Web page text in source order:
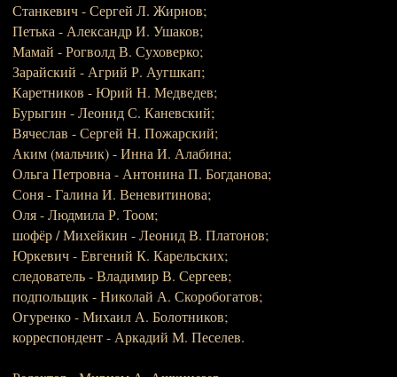
Станкевич - Сергей Л. Жирнов;
Петька - Александр И. Ушаков;
Мамай - Рогволд В. Суховерко;
Зарайский - Агрий Р. Аугшкап;
Каретников - Юрий Н. Медведев;
Бурыгин - Леонид С. Каневский;
Вячеслав - Сергей Н. Пожарский;
Аким (мальчик) - Инна И. Алабина;
Ольга Петровна - Антонина П. Богданова;
Соня - Галина И. Веневитинова;
Оля - Людмила Р. Тоом;
шофёр / Михейкин - Леонид В. Платонов;
Юркевич - Евгений К. Карельских;
следователь - Владимир В. Сергеев;
подпольщик - Николай А. Скоробогатов;
Огуренко - Михаил А. Болотников;
корреспондент - Аркадий М. Песелев.